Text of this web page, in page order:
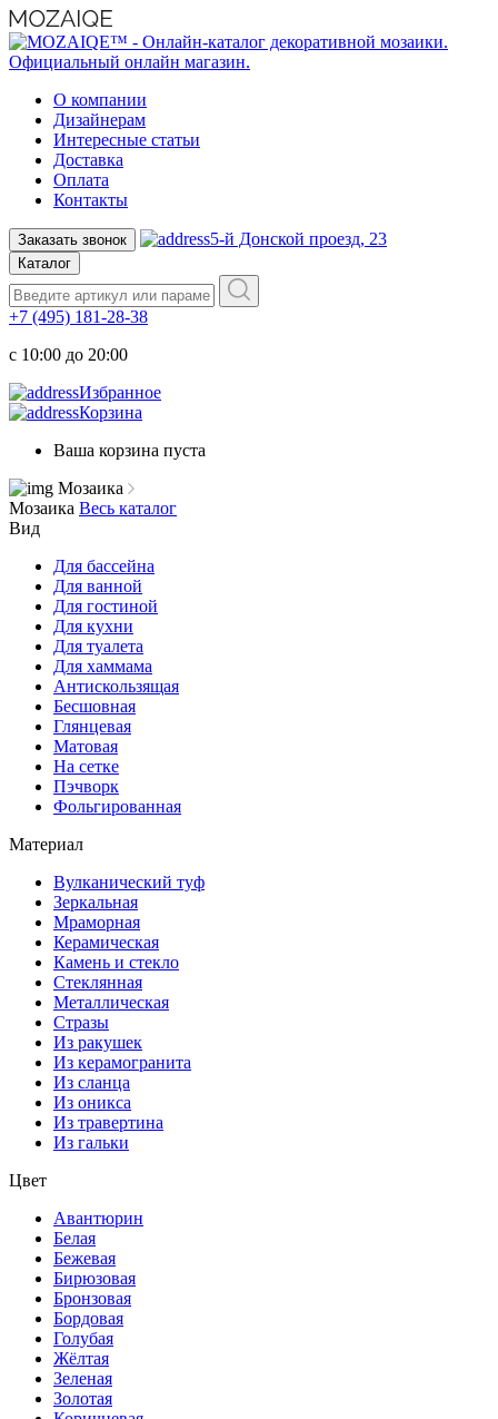
О компании
Дизайнерам
Интересные статьи
Доставка
Оплата
Контакты
Заказать звонок 5-й Донской проезд, 23
Каталог
+7 (495) 181-28-38
c 10:00 до 20:00
Избранное
Корзина
Ваша корзина пуста
Мозаика
Мозаика Весь каталог
Вид
Для бассейна
Для ванной
Для гостиной
Для кухни
Для туалета
Для хаммама
Антискользящая
Бесшовная
Глянцевая
Матовая
На сетке
Пэчворк
Фольгированная
Материал
Вулканический туф
Зеркальная
Мраморная
Керамическая
Камень и стекло
Стеклянная
Металлическая
Стразы
Из ракушек
Из керамогранита
Из сланца
Из оникса
Из травертина
Из гальки
Цвет
Авантюрин
Белая
Бежевая
Бирюзовая
Бронзовая
Бордовая
Голубая
Жёлтая
Зеленая
Золотая